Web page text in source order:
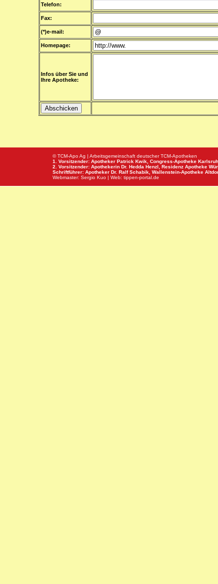
Telefon:
Fax:
(*)e-mail:
Homepage:
Infos über Sie und
Ihre Apotheke:
© TCM-Apo Ag | Arbeitsgemeinschaft deutscher TCM-Apotheken
1. Vorsitzender: Apotheker Patrick Kwik, Congress-Apotheke
2. Vorsitzender: Apothekerin Dr. Hedda Henzl, Residenz Apotheke
Schriftführer: Apotheker Dr. Ralf Schabik, Wallenstein-Apotheke
Webmaster: Sergio Kuo | Web: tippen-portal.de